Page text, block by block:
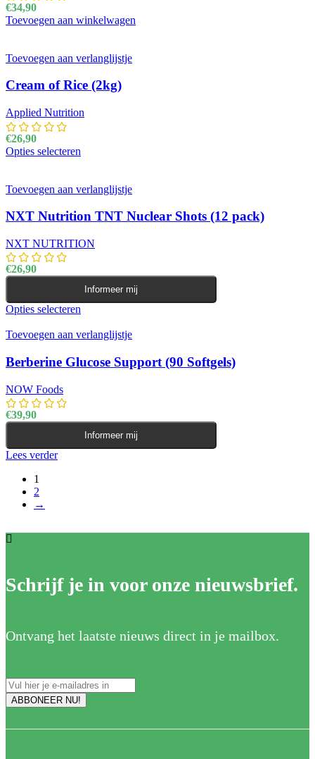
€34,90
Toevoegen aan winkelwagen
Toevoegen aan verlanglijstje
Cream of Rice (2kg)
Applied Nutrition
€26,90
Opties selecteren
Toevoegen aan verlanglijstje
NXT Nutrition TNT Nuclear Shots (12 pack)
NXT NUTRITION
€26,90
Informeer mij
Opties selecteren
Toevoegen aan verlanglijstje
Berberine Glucose Support (90 Softgels)
NOW Foods
€39,90
Informeer mij
Lees verder
1
2
→
Schrijf je in voor onze nieuwsbrief.
Ontvang het laatste nieuws direct in je mailbox.